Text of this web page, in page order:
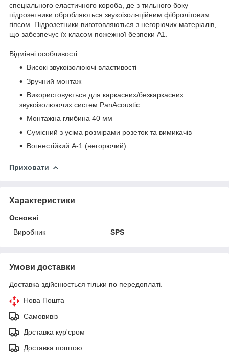
спеціального еластичного короба, де з тильного боку
підрозетники обробляються звукоізоляційним фібролітовим
гіпсом. Підрозетники виготовляються з негорючих матеріалів,
що забезпечує їх класом пожежної безпеки А1.
Відмінні особливості:
Високі звукоізолюючі властивості
Зручний монтаж
Використовується для каркасних/безкаркасних
звукоізолюючих систем PanAcoustic
Монтажна глибина 40 мм
Сумісний з усіма розмірами розеток та вимикачів
Вогнестійкий А-1 (негорючий)
Приховати
Характеристики
Основні
Виробник
SPS
Умови доставки
Доставка здійснюється тільки по передоплаті.
Нова Пошта
Самовивіз
Доставка кур'єром
Доставка поштою